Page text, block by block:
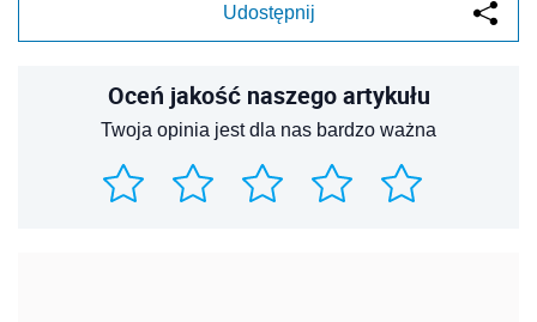
Udostępnij
Oceń jakość naszego artykułu
Twoja opinia jest dla nas bardzo ważna